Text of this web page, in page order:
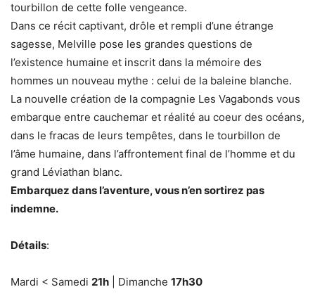
tourbillon de cette folle vengeance.
Dans ce récit captivant, drôle et rempli d’une étrange
sagesse, Melville pose les grandes questions de
l’existence humaine et inscrit dans la mémoire des
hommes un nouveau mythe : celui de la baleine blanche.
La nouvelle création de la compagnie Les Vagabonds vous
embarque entre cauchemar et réalité au coeur des océans,
dans le fracas de leurs tempêtes, dans le tourbillon de
l’âme humaine, dans l’affrontement final de l’homme et du
grand Léviathan blanc.
Embarquez dans l’aventure, vous n’en sortirez pas
indemne.
Détails:
Mardi < Samedi 21h | Dimanche 17h30